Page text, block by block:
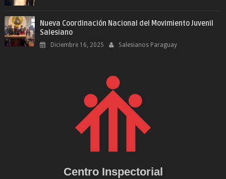
Nueva Coordinación Nacional del Movimiento Juvenil
Salesiano
Diciembre 16, 2025 Salesianos Paraguay
Centro Inspectorial